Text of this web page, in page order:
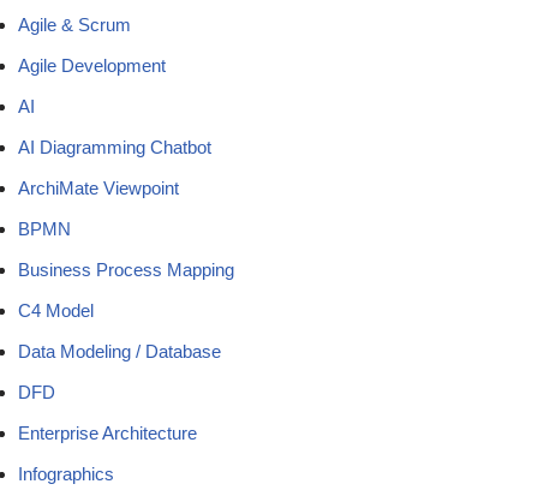
Agile & Scrum
Agile Development
AI
AI Diagramming Chatbot
ArchiMate Viewpoint
BPMN
Business Process Mapping
C4 Model
Data Modeling / Database
DFD
Enterprise Architecture
Infographics